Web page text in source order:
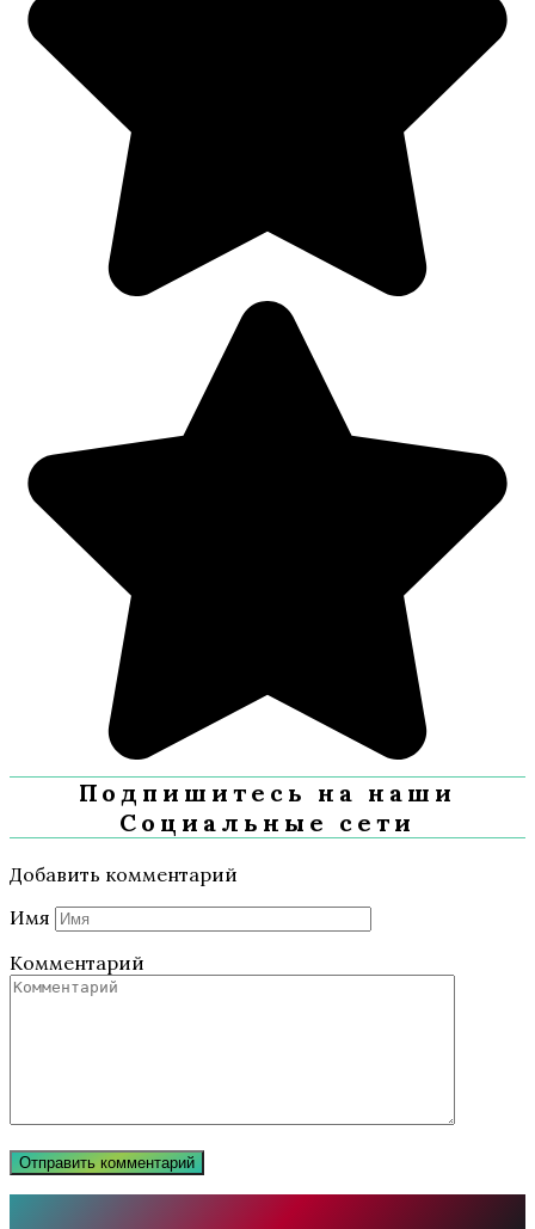
Подпишитесь на наши
Социальные сети
Добавить комментарий
Имя
Комментарий